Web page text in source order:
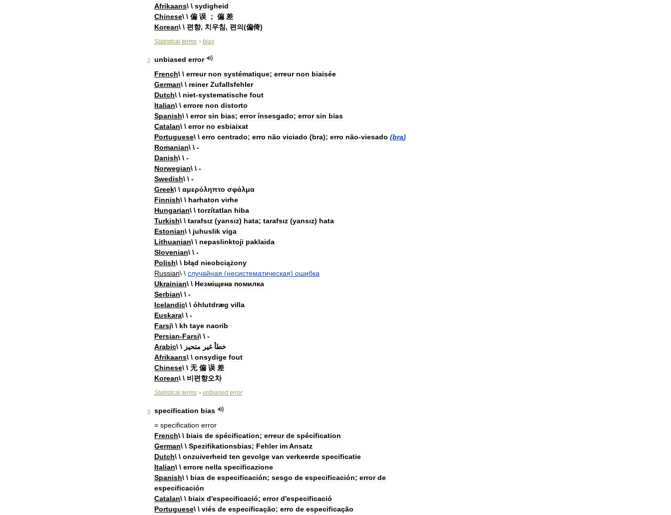
Afrikaans\ \ sydigheid
Chinese\ \ 偏 误 ； 偏 差
Korean\ \ 편향, 치우침, 편의(偏倚)
Statistical terms > bias
2 unbiased error
French\ \ erreur non systématique; erreur non biaisée
German\ \ reiner Zufallsfehler
Dutch\ \ niet-systematische fout
Italian\ \ errore non distorto
Spanish\ \ error sin bias; error ínsesgado; error sin bias
Catalan\ \ error no esbiaixat
Portuguese\ \ erro centrado; erro não viciado (bra); erro não-viesado (bra)
Romanian\ \ -
Danish\ \ -
Norwegian\ \ -
Swedish\ \ -
Greek\ \ αμερόληπτο σφάλμα
Finnish\ \ harhaton virhe
Hungarian\ \ torzítatlan hiba
Turkish\ \ tarafsız (yansız) hata; tarafsız (yansız) hata
Estonian\ \ juhuslik viga
Lithuanian\ \ nepaslinktoji paklaida
Slovenian\ \ -
Polish\ \ błąd nieobciążony
Russian\ \ случайная (несистематическая) ошибка
Ukrainian\ \ Незміщена помилка
Serbian\ \ -
Icelandic\ \ óhlutdræg villa
Euskara\ \ -
Farsi\ \ kh taye naorib
Persian-Farsi\ \ -
Arabic\ \ خطأ غير متحيز
Afrikaans\ \ onsydige fout
Chinese\ \ 无 偏 误 差
Korean\ \ 비편향오차
Statistical terms > unbiased error
3 specification bias
= specification error
French\ \ biais de spécification; erreur de spécification
German\ \ Spezifikationsbias; Fehler imAnsatz
Dutch\ \ onzuiverheid ten gevolge van verkeerde specificatie
Italian\ \ errore nella specificazione
Spanish\ \ bias de especificación; sesgo de especificación; error de
especificación
Catalan\ \ biaix d'especificació; error d'especificació
Portuguese\ \ viés de especificação; erro de especificação